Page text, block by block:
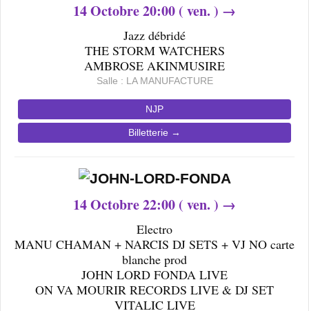
14Octobre 20:00 ( ven. ) →
Jazz débridé
THE STORM WATCHERS
AMBROSE AKINMUSIRE
Salle : LA MANUFACTURE
NJP
Billetterie →
14Octobre 22:00 ( ven. ) →
Electro
MANU CHAMAN + NARCIS DJ SETS + VJ NO carte
blanche prod
JOHN LORD FONDA LIVE
ON VA MOURIR RECORDS LIVE & DJ SET
VITALIC LIVE